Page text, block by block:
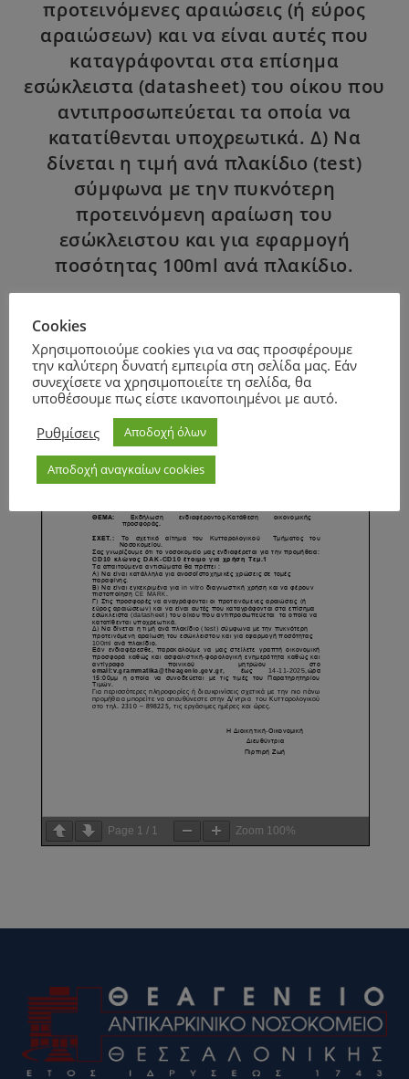
προτεινόμενες αραιώσεις (ή εύρος
αραιώσεων) και να είναι αυτές που
καταγράφονται στα επίσημα
εσώκλειστα (datasheet) του οίκου που
αντιπροσωπεύεται τα οποία να
κατατίθενται υποχρεωτικά. Δ) Να
δίνεται η τιμή ανά πλακίδιο (test)
σύμφωνα με την πυκνότερη
προτεινόμενη αραίωση του
εσώκλειστου και για εφαρμογή
ποσότητας 100ml ανά πλακίδιο.
Page 1 / 1 Zoom 100%
Cookies
Χρησιμοποιούμε cookies για να σας προσφέρουμε
την καλύτερη δυνατή εμπειρία στη σελίδα μας. Εάν
συνεχίσετε να χρησιμοποιείτε τη σελίδα, θα
υποθέσουμε πως είστε ικανοποιημένοι με αυτό.
Ρυθμίσεις
Αποδοχή όλων
Αποδοχή αναγκαίων cookies